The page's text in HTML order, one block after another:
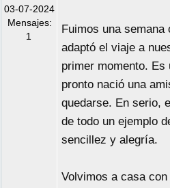
03-07-2024
Mensajes:
1
Fuimos una
adaptó el viaje a
primer momento.
pronto nació una
quedarse. En serio,
de todo un ejemplo
sencillez y alegría.
Volvimos a casa